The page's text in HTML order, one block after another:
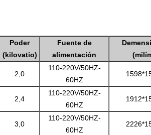
Poder
(kilovatio)
Fuente de
alimentación
2,0
110-220V/50HZ-
60HZ
2,4
110-220V/50HZ-
60HZ
3,0
110-220V/50HZ-
60HZ